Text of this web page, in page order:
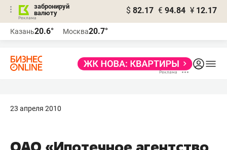
забронируй
валюту
$ 82.17 € 94.84 ¥ 12.17
Казань20.6° Москва20.7°
23 апреля 2010